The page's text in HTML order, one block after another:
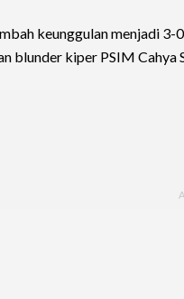
keunggulan menjadi
blunder kiper PSIM Cahya